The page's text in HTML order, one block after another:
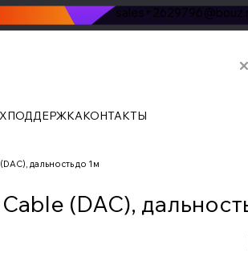
КОНТАКТЫ
дальность до 1м
(DAC),